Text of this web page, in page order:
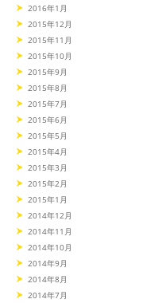
2016年1月
2015年12月
2015年11月
2015年10月
2015年9月
2015年8月
2015年7月
2015年6月
2015年5月
2015年4月
2015年3月
2015年2月
2015年1月
2014年12月
2014年11月
2014年10月
2014年9月
2014年8月
2014年7月